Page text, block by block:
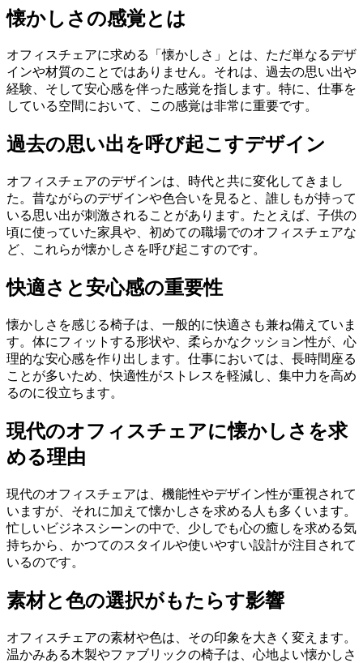
懐かしさの感覚とは
オフィスチェアに求める「懐かしさ」とは、ただ単なるデザ
インや材質のことではありません。それは、過去の思い出や
経験、そして安心感を伴った感覚を指します。特に、仕事を
している空間において、この感覚は非常に重要です。
過去の思い出を呼び起こすデザイン
オフィスチェアのデザインは、時代と共に変化してきまし
た。昔ながらのデザインや色合いを見ると、誰しもが持って
いる思い出が刺激されることがあります。たとえば、子供の
頃に使っていた家具や、初めての職場でのオフィスチェアな
ど、これらが懐かしさを呼び起こすのです。
快適さと安心感の重要性
懐かしさを感じる椅子は、一般的に快適さも兼ね備えていま
す。体にフィットする形状や、柔らかなクッション性が、心
理的な安心感を作り出します。仕事においては、長時間座る
ことが多いため、快適性がストレスを軽減し、集中力を高め
るのに役立ちます。
現代のオフィスチェアに懐かしさを求
める理由
現代のオフィスチェアは、機能性やデザイン性が重視されて
いますが、それに加えて懐かしさを求める人も多くいます。
忙しいビジネスシーンの中で、少しでも心の癒しを求める気
持ちから、かつてのスタイルや使いやすい設計が注目されて
いるのです。
素材と色の選択がもたらす影響
オフィスチェアの素材や色は、その印象を大きく変えます。
温かみある木製やファブリックの椅子は、心地よい懐かしさ